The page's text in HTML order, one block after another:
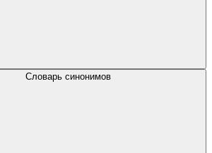
Словарь синонимов